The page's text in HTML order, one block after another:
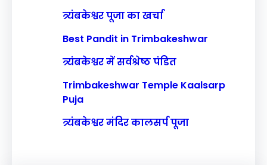
त्र्यंबकेश्वर पूजा का खर्चा
Best Pandit in Trimbakeshwar
त्र्यंबकेश्वर में सर्वश्रेष्ठ पंडित
Trimbakeshwar Temple Kaalsarp
Puja
त्र्यंबकेश्वर मंदिर कालसर्प पूजा